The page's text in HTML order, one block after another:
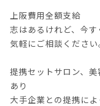
上阪費用全額支給
志はあるけれど、今
気軽にご相談ください
提携セットサロン、
あり
大手企業との提携に